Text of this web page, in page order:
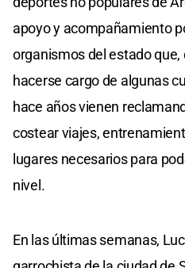
apoyo y acompañamiento
organismos del estado que,
hacerse cargo de algunas
hace años vienen
costear viajes,
lugares necesarios para
nivel.
En las últimas semanas,